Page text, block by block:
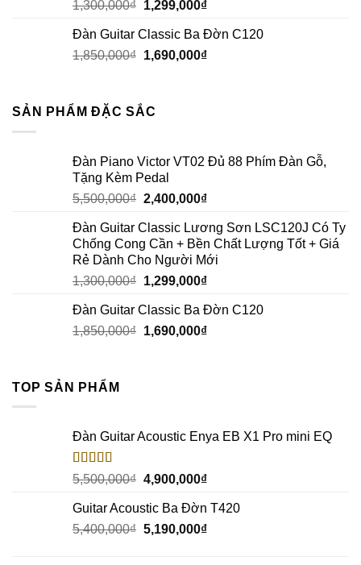
1,300,000₫ 1,299,000₫
Đàn Guitar Classic Ba Đờn C120
1,850,000₫ 1,690,000₫
SẢN PHẨM ĐẶC SẮC
Đàn Piano Victor VT02 Đủ 88 Phím Đàn Gỗ,
Tặng Kèm Pedal
5,500,000₫ 2,400,000₫
Đàn Guitar Classic Lương Sơn LSC120J Có Ty
Chống Cong Cần + Bền Chất Lượng Tốt + Giá
Rẻ Dành Cho Người Mới
1,300,000₫ 1,299,000₫
Đàn Guitar Classic Ba Đờn C120
1,850,000₫ 1,690,000₫
TOP SẢN PHẨM
Đàn Guitar Acoustic Enya EB X1 Pro mini EQ
Rated5.00
out of 5
5,500,000₫ 4,900,000₫
Guitar Acoustic Ba Đờn T420
5,400,000₫ 5,190,000₫